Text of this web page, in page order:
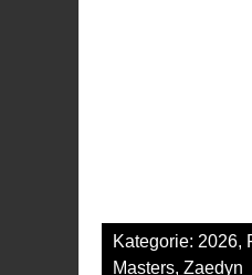
Kategorie: 2026,
Masters, Zaedyn